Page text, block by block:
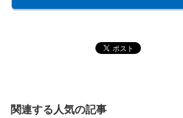
関連する人気の記事